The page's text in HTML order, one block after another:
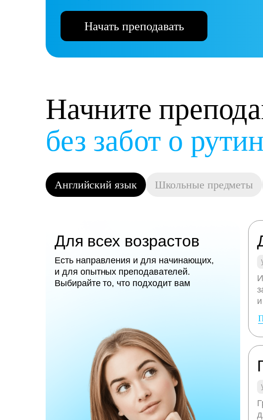
Начать преподавать
Начните
и получать
Английский язык Школьные предметы
Для всех возрастов
Есть направления и для начинающих,
и для опытных преподавателей.
Выбирайте то, что подходит вам